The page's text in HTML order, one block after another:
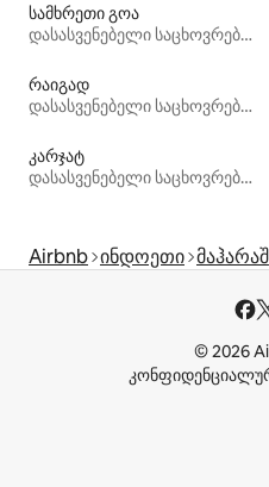
სამხრეთი გოა
დასასვენებელი საცხოვრებლები
რაიგად
დასასვენებელი საცხოვრებლები
კარჯატ
დასასვენებელი საცხოვრებლები
Airbnb ინდოეთი
© 2026